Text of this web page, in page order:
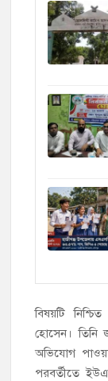
বিষয়টি
হোসেন। তিনি
অভিযোগ
পরবর্তীতে